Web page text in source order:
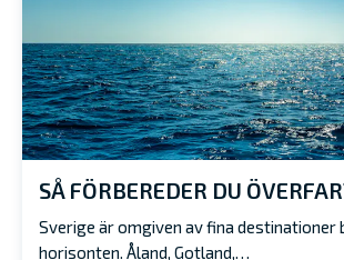
SÅ FÖRBEREDER DU
Sverige är omgiven av fina destinationer
horisonten. Åland, Gotland,…